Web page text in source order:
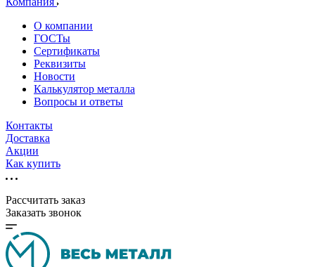
О компании
ГОСТы
Сертификаты
Реквизиты
Новости
Калькулятор металла
Вопросы и ответы
Контакты
Доставка
Акции
Как купить
Рассчитать заказ
Заказать звонок